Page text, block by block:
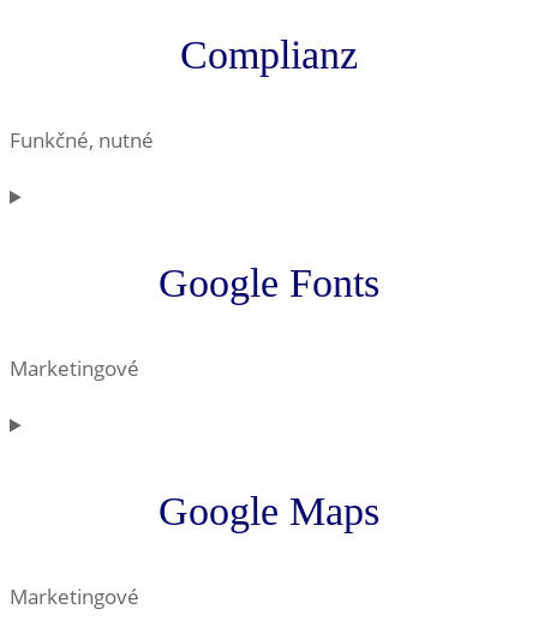
Complianz
Funkčné, nutné
Consent
Google Fonts
Marketingové
Consent
Google Maps
Marketingové